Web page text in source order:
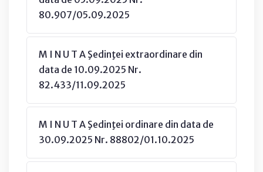
80.907/05.09.2025
M I N U T A Şedinţei extraordinare din
data de 10.09.2025 Nr.
82.433/11.09.2025
M I N U T A Şedinţei ordinare din data de
30.09.2025 Nr. 88802/01.10.2025